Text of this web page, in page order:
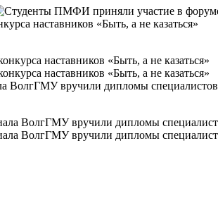
наставников «Быть, а не казаться»
ВолгГМУ вручили дипломы специалистов